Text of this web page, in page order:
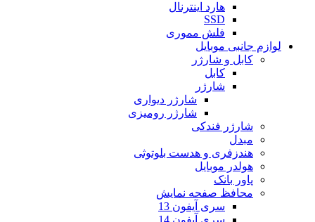
هارد اینترنال
SSD
فلش مموری
لوازم جانبی موبایل
کابل و شارژر
کابل
شارژر
شارژر دیواری
شارژر رومیزی
شارژر فندکی
مبدل
هندزفری و هدست بلوتوثی
هولدر موبایل
پاور بانک
محافظ صفحه نمایش
سری آیفون 13
سری آیفون 14